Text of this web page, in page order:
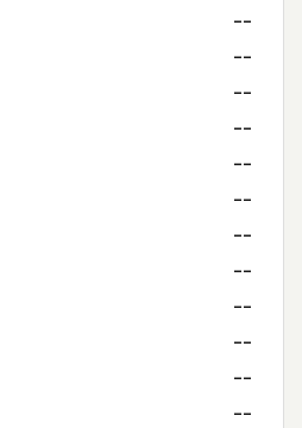
--
--
--
--
--
--
--
--
--
--
--
--